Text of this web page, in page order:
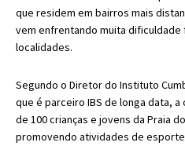
que residem em bairros mais
vem enfrentando muita dificuldade
localidades.
Segundo o Diretor do Instituto
que é parceiro IBS de longa data,
de 100 crianças e jovens da Praia do
promovendo atividades de